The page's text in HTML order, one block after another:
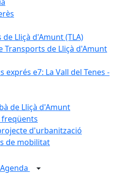
Lliçà d'Amunt (TLA)
Transports de Lliçà d'Amunt
exprés e7: La Vall del Tenes -
de Lliçà d'Amunt
d'urbanització
de mobilitat
Agenda